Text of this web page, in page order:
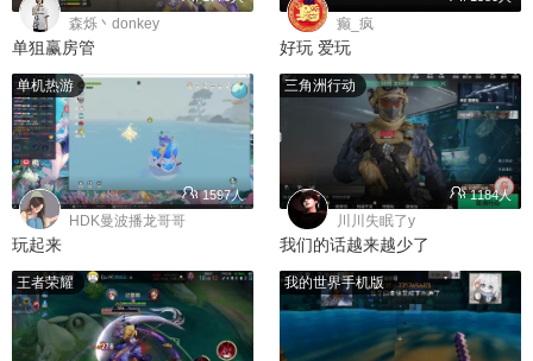
森烁丶donkey
单狙赢房管
癫_疯
好玩 爱玩
单机热游
1597人
HDK曼波播龙哥哥
玩起来
三角洲行动
1184人
川川失眠了y
我们的话越来越少了
王者荣耀 我的世界手机版